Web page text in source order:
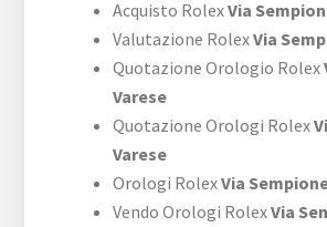
Acquisto RolexVia
Valutazione RolexVia
Quotazione Orologio Rolex
Varese
Quotazione Orologi Rolex
Varese
Orologi RolexVia
Vendo Orologi RolexVia